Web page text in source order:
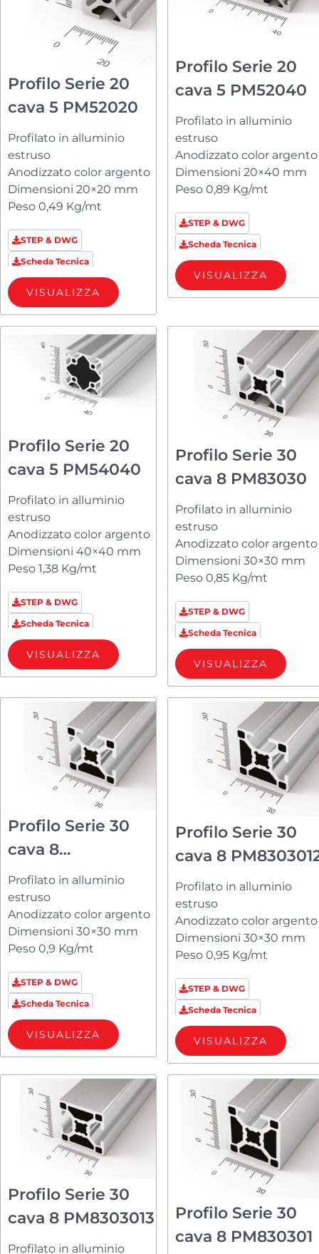
Profilo Serie 20
cava 5 PM52020
Profilato in alluminio
estruso
Anodizzato color argento
Dimensioni 20×20 mm
Peso 0,49 Kg/mt
STEP & DWG
Scheda Tecnica
VISUALIZZA
Profilo Serie 20
cava 5 PM52040
Profilato in alluminio
estruso
Anodizzato color argento
Dimensioni 20×40 mm
Peso 0,89 Kg/mt
STEP & DWG
Scheda Tecnica
VISUALIZZA
Profilo Serie 20
cava 5 PM54040
Profilato in alluminio
estruso
Anodizzato color argento
Dimensioni 40×40 mm
Peso 1,38 Kg/mt
STEP & DWG
Scheda Tecnica
VISUALIZZA
Profilo Serie 30
cava 8 PM83030
Profilato in alluminio
estruso
Anodizzato color argento
Dimensioni 30×30 mm
Peso 0,85 Kg/mt
STEP & DWG
Scheda Tecnica
VISUALIZZA
Profilo Serie 30
cava 8
PM83030123
Profilato in alluminio
estruso
Anodizzato color argento
Dimensioni 30×30 mm
Peso 0,9 Kg/mt
STEP & DWG
Scheda Tecnica
VISUALIZZA
Profilo Serie 30
cava 8
Profilato in alluminio
estruso
Anodizzato color argento
Dimensioni 30×30 mm
Peso 0,95 Kg/mt
STEP & DWG
Scheda Tecnica
VISUALIZZA
Profilo Serie 30
cava 8 PM8303013
Profilato in alluminio
Profilo Serie 30
cava 8 PM830301